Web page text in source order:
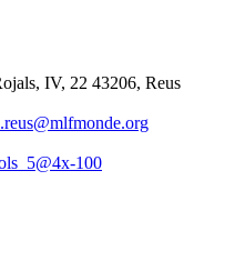
IV, 22 43206, Reus